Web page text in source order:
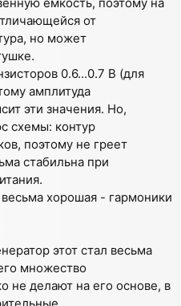
ёмкость, поэтому на
от
но может
0.6...0.7 В (для
амплитуда
эти значения. Но,
схемы: контур
поэтому не греет
стабильна при
весьма хорошая - гармоники
этот стал весьма
множество
не делают на его основе, в